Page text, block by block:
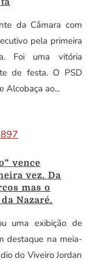
da Câmara com
pela primeira
Foi uma vitória
de festa. O PSD
Alcobaça ao...
vence
vez. Da
mas o
Nazaré.
uma exibição de
destaque na meia-
do Viveiro Jordan